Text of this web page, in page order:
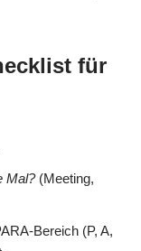
für
Mal?(Meeting,
Bereich (P, A,